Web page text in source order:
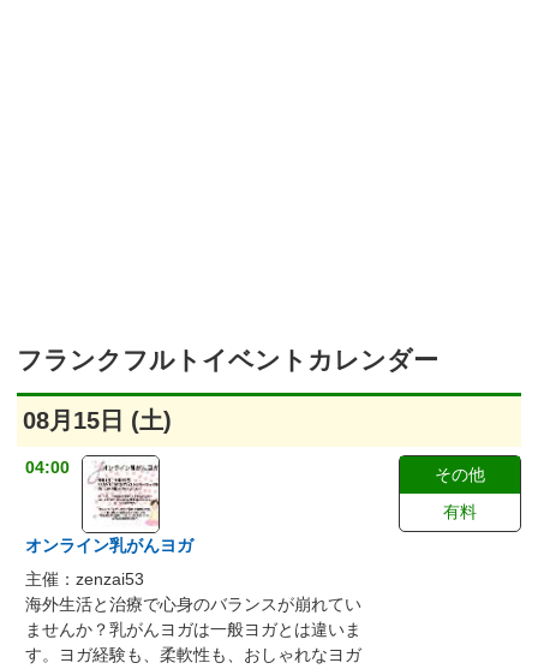
フランクフルトイベントカレンダー
08月15日 (土)
04:00
オンライン乳がんヨガ
主催：zenzai53
海外生活と治療で心身のバランスが崩れてい
ませんか？乳がんヨガは一般ヨガとは違いま
す。ヨガ経験も、柔軟性も、おしゃれなヨガ
その他
有料